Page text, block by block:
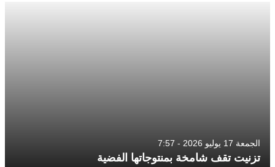
الجمعة 17 يوليو 2026 - 7:57
تزنيت تقف شامخة بمنتوجاتها الفضية